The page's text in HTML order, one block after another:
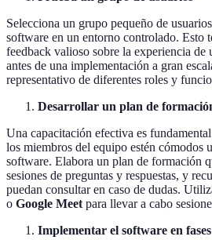
Selecciona un grupo pequeño de
software en un entorno controlado. Esto
feedback valioso sobre la experiencia de
antes de una implementación a gran
representativo de diferentes roles y
Desarrollar un plan de
Una capacitación efectiva es
los miembros del equipo estén cómodos
software. Elabora un plan de formación
sesiones de preguntas y respuestas, y
puedan consultar en caso de dudas.
o Google Meet para llevar a cabo
Implementar el software en fases